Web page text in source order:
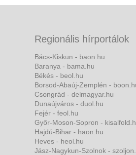
Regionális hírportálok
Bács-Kiskun - baon.hu
Baranya - bama.hu
Békés - beol.hu
Borsod-Abaúj-Zemplén -
Csongrád - delmagyar.hu
Dunaújváros - duol.hu
Fejér - feol.hu
Győr-Moson-Sopron -
Hajdú-Bihar - haon.hu
Heves - heol.hu
Jász-Nagykun-Szolnok -